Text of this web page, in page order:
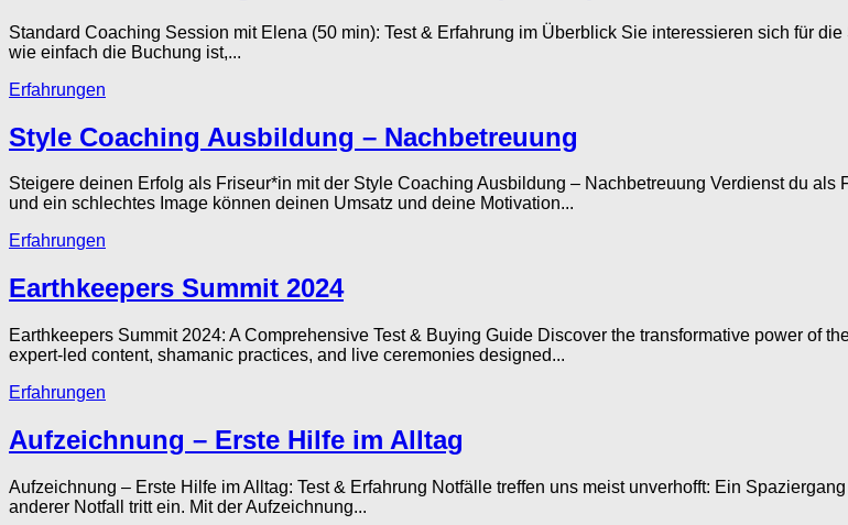
Standard Coaching Session mit Elena (50 min): Test & Erfahrung im Überblick Sie interessieren sich für
wie einfach die Buchung ist,...
Erfahrungen
Style Coaching Ausbildung – Nachbetreuung
Steigere deinen Erfolg als Friseur*in mit der Style Coaching Ausbildung – Nachbetreuung Verdienst du
und ein schlechtes Image können deinen Umsatz und deine Motivation...
Erfahrungen
Earthkeepers Summit 2024
Earthkeepers Summit 2024: A Comprehensive Test & Buying Guide Discover the transformative power of
expert-led content, shamanic practices, and live ceremonies designed...
Erfahrungen
Aufzeichnung – Erste Hilfe im Alltag
Aufzeichnung – Erste Hilfe im Alltag: Test & Erfahrung Notfälle treffen uns meist unverhofft: Ein
anderer Notfall tritt ein. Mit der Aufzeichnung...